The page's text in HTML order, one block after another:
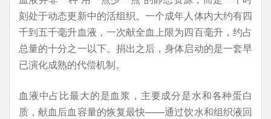
刻处于动态更新中的活组织。一个成年人体内大约有四
千到五千毫升血液，一次献全血上限为四百毫升，约占
总量的十分之一以下。捐出之后，身体启动的是一套早
已演化成熟的代偿机制。
血液中占比最大的是血浆，主要成分是水和各种蛋白
质，献血后血容量的恢复最快——通过饮水和组织液回